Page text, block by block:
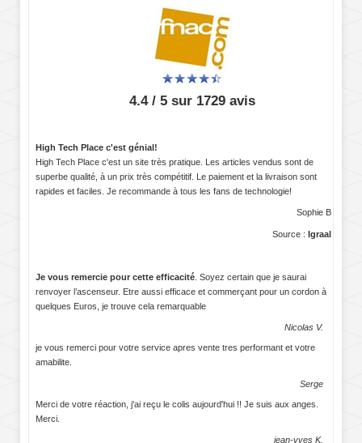
4.4 / 5 sur 1729 avis
High Tech Place c'est génial!
High Tech Place c'est un site très pratique. Les articles vendus sont de
superbe qualité, à un prix très compétitif. Le paiement et la livraison sont
rapides et faciles. Je recommande à tous les fans de technologie!
Sophie B
Source : Igraal
Je vous remercie pour cette efficacité . Soyez certain que je saurai
renvoyer l’ascenseur. Etre aussi efficace et commerçant pour un cordon à
quelques Euros, je trouve cela remarquable
Nicolas V.
je vous remerci pour votre service apres vente tres performant et votre
amabilite.
Serge
Merci de votre réaction, j'ai reçu le colis aujourd'hui !! Je suis aux anges.
Merci.
jean-yves K.